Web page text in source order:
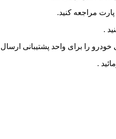
مراجعه کنید.
.
را برای واحد پشتیبانی ارسال
.